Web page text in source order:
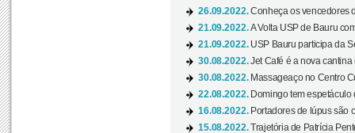
26.09.2022.Conheça os vencedores
21.09.2022.A Volta USP de Bauru
21.09.2022. USP Bauru participa da
30.08.2022.Jet Café é a nova
30.08.2022. Massageaço no Centro
22.08.2022. Domingo tem espetáculo
16.08.2022. Portadores de lúpus são
15.08.2022.Trajetória de Patrícia